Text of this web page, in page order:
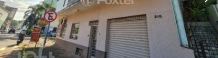
Whatsapp
Cód.896298